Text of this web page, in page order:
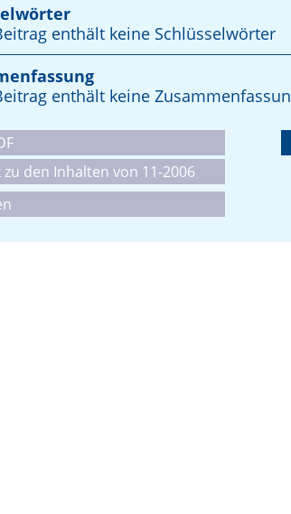
enthält keine Schlüsselwörter
enthält keine
den Inhalten von 11-2006